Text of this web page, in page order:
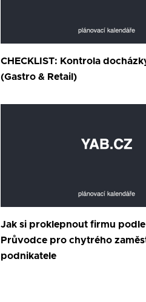
CHECKLIST: Kontrola
(Gastro & Retail)
Jak si proklepnout firmu podle
Průvodce pro chytrého
podnikatele